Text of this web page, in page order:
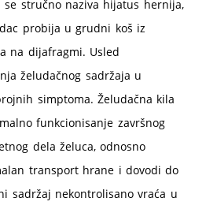
se stručno naziva hijatus hernija,
probija u grudni koš iz
na dijafragmi. Usled
želudačnog sadržaja u
simptoma. Želudačna kila
funkcionisanje završnog
dela želuca, odnosno
transport hrane i dovodi do
sadržaj nekontrolisano vraća u